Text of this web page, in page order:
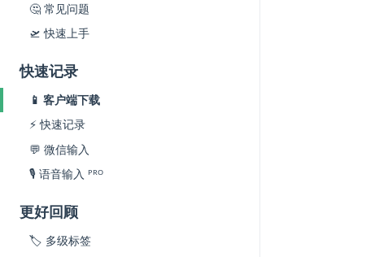
🤔 常见问题
🛫 快速上手
快速记录
📱 客户端下载
⚡️ 快速记录
💬 微信输入
🎙️ 语音输入 ᴾᴿᴼ
更好回顾
🏷 多级标签